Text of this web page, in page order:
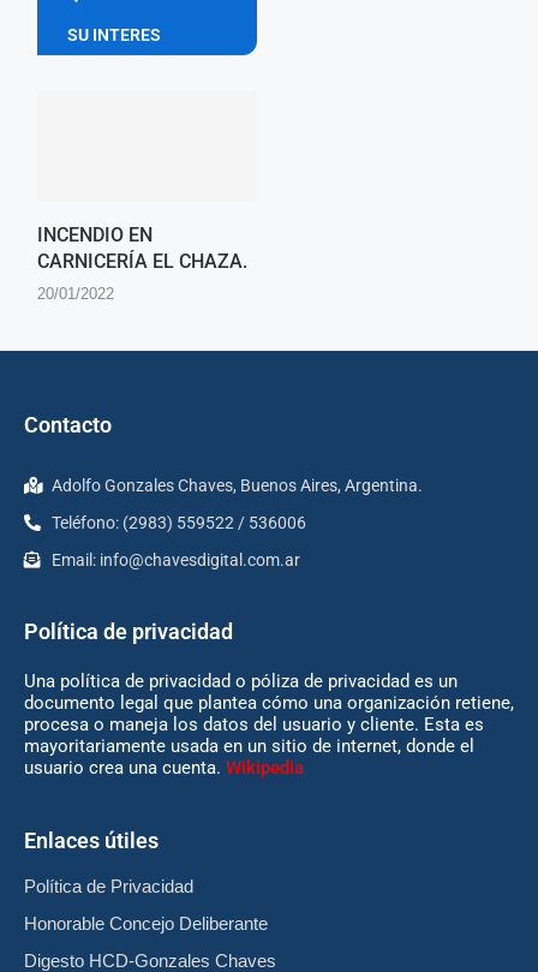
SU INTERES
INCENDIO EN
CARNICERÍA EL CHAZA.
20/01/2022
Contacto
Adolfo Gonzales Chaves, Buenos Aires, Argentina.
Teléfono: (2983) 559522 / 536006
Email: info@chavesdigital.com.ar
Política de privacidad
Una política de privacidad o póliza de privacidad es un
documento legal que plantea cómo una organización retiene,
procesa o maneja los datos del usuario y cliente. Esta es
mayoritariamente usada en un sitio de internet, donde el
usuario crea una cuenta. Wikipedia
Enlaces útiles
Política de Privacidad
Honorable Concejo Deliberante
Digesto HCD-Gonzales Chaves